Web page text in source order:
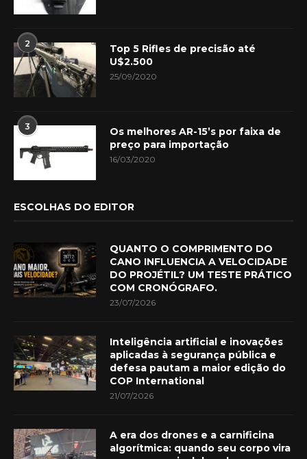
2
Top 5 Rifles de precisão até
U$2.500
25/09/2020
3
Os melhores AR-15’s por faixa de
preço para importação
16/03/2020
ESCOLHAS DO EDITOR
QUANTO O COMPRIMENTO DO
CANO INFLUENCIA A VELOCIDADE
DO PROJÉTIL? UM TESTE PRÁTICO
COM CRONÓGRAFO.
23/07/2026
Inteligência artificial e inovações
aplicadas à segurança pública e
defesa pautam a maior edição do
COP International
21/07/2026
A era dos drones e a carnificina
algorítmica: quando seu corpo vira